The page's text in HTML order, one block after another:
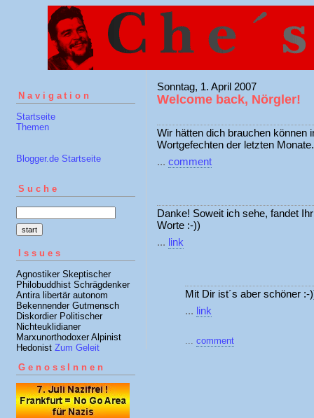
Navigation
Startseite
Themen
Blogger.de Startseite
Suche
Issues
Agnostiker Skeptischer
Philobuddhist Schrägdenker
Antira libertär autonom
Bekennender Gutmensch
Diskordier Politischer
Nichteuklidianer
Marxunorthodoxer Alpinist
Hedonist Zum Geleit
GenossInnen
Sonntag, 1. April 2007
Welcome back, Nörgler!
Wir hätten dich brauchen können
Wortgefechten der letzten Monate.
... comment
Danke! Soweit ich sehe, fandet
Worte :-))
... link
Mit Dir ist´s aber schöner :-
... link
... comment